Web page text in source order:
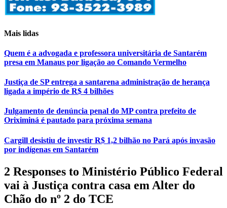
Mais lidas
Quem é a advogada e professora universitária de Santarém
presa em Manaus por ligação ao Comando Vermelho
Justiça de SP entrega a santarena administração de herança
ligada a império de R$ 4 bilhões
Julgamento de denúncia penal do MP contra prefeito de
Oriximiná é pautado para próxima semana
Cargill desistiu de investir R$ 1,2 bilhão no Pará após invasão
por indígenas em Santarém
2 Responses to Ministério Público Federal
vai à Justiça contra casa em Alter do
Chão do nº 2 do TCE